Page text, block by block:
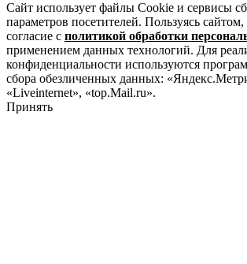
Сайт использует файлы Cookie и сервисы
параметров посетителей. Пользуясь
согласие с политикой обработки
применением данных технологий. Для
конфиденциальности используются
сбора обезличенных данных:
«Liveinternet», «top.Mail.ru».
Принять